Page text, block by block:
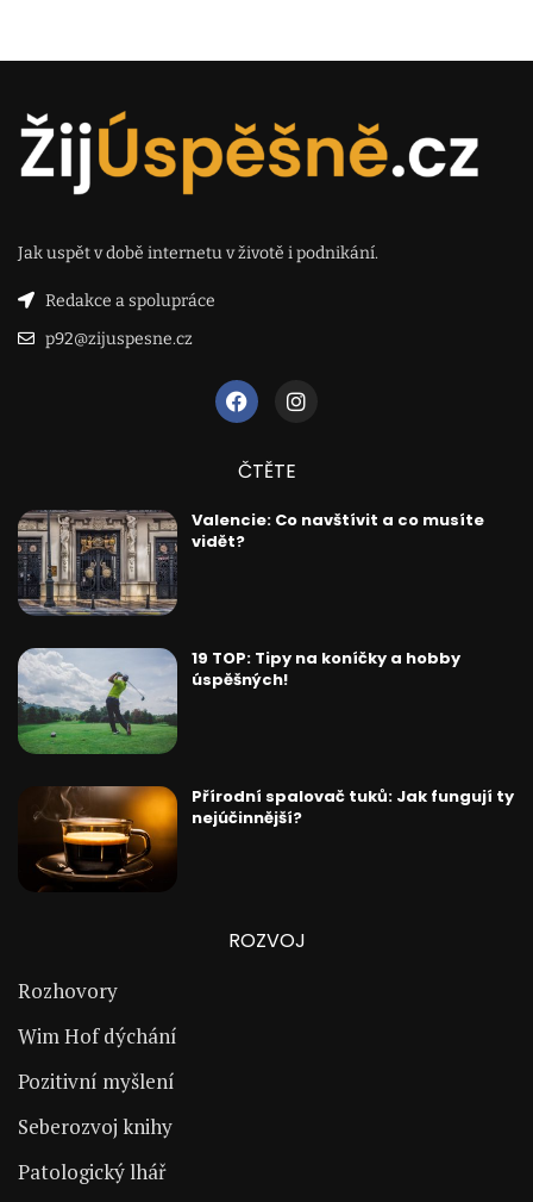
Jak uspět v době internetu v životě i podnikání.
Redakce a spolupráce
p92@zijuspesne.cz
ČTĚTE
Valencie: Co navštívit a co musíte
vidět?
19 TOP: Tipy na koníčky a hobby
úspěšných!
Přírodní spalovač tuků: Jak fungují ty
nejúčinnější?
ROZVOJ
Rozhovory
Wim Hof dýchání
Pozitivní myšlení
Seberozvoj knihy
Patologický lhář